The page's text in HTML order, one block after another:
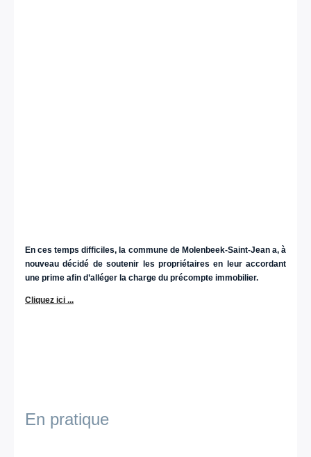
En ces temps difficiles, la commune de Molenbeek-Saint-Jean a, à
nouveau décidé de soutenir les propriétaires en leur accordant
une prime afin d’alléger la charge du précompte immobilier.
Cliquez ici ...
En pratique